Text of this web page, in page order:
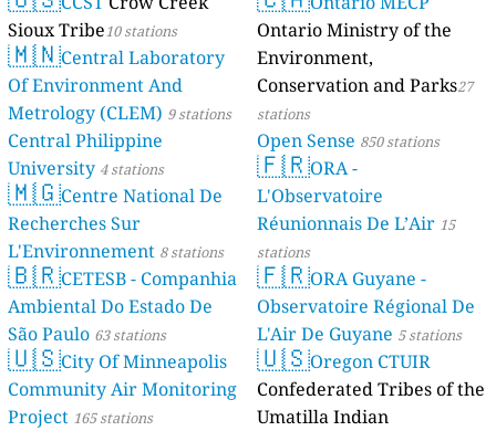
Sioux Tribe10 stations
🇲🇳Central Laboratory
Of Environment And
Metrology (CLEM) 9 stations
Central Philippine
University 4 stations
🇲🇬Centre National De
Recherches Sur
L'Environnement 8 stations
🇧🇷CETESB - Companhia
Ambiental Do Estado De
São Paulo 63 stations
🇺🇸City Of Minneapolis
Community Air Monitoring
Project 165 stations
Ontario Ministry of the
Environment,
Conservation and Parks27
stations
Open Sense 850 stations
🇫🇷ORA -
L'Observatoire
Réunionnais De L’Air 15
stations
🇫🇷ORA Guyane -
Observatoire Régional De
L'Air De Guyane 5 stations
🇺🇸Oregon CTUIR
Confederated Tribes of the
Umatilla Indian